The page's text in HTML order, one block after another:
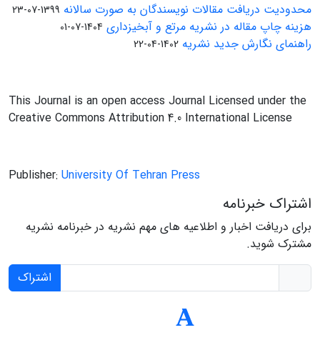
محدودیت دریافت مقالات نویسندگان به صورت سالانه 1399-07-23
هزینه چاپ مقاله در نشریه مرتع و آبخیزداری 1404-07-01
راهنمای نگارش جدید نشریه 1402-04-22
This Journal is an open access Journal Licensed under the
Creative Commons Attribution 4.0 International License
Publisher: University Of Tehran Press
اشتراک خبرنامه
برای دریافت اخبار و اطلاعیه های مهم نشریه در خبرنامه نشریه
مشترک شوید.
اشتراک